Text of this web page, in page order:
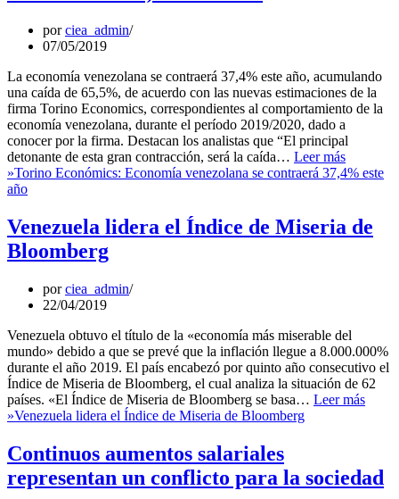
porciea_admin
07/05/2019
La economía venezolana se contraerá 37,4% este año, acumulando
una caída de 65,5%, de acuerdo con las nuevas estimaciones de la
firma Torino Economics, correspondientes al comportamiento de la
economía venezolana, durante el período 2019/2020, dado a
conocer por la firma. Destacan los analistas que “El principal
detonante de esta gran contracción, será la caída… Leer más
»Torino Económics: Economía venezolana se contraerá 37,4% este
año
Venezuela lidera el Índice de Miseria de
Bloomberg
porciea_admin
22/04/2019
Venezuela obtuvo el título de la «economía más miserable del
mundo» debido a que se prevé que la inflación llegue a 8.000.000%
durante el año 2019. El país encabezó por quinto año consecutivo el
Índice de Miseria de Bloomberg, el cual analiza la situación de 62
países. «El Índice de Miseria de Bloomberg se basa… Leer más
»Venezuela lidera el Índice de Miseria de Bloomberg
Continuos aumentos salariales
representan un conflicto para la sociedad